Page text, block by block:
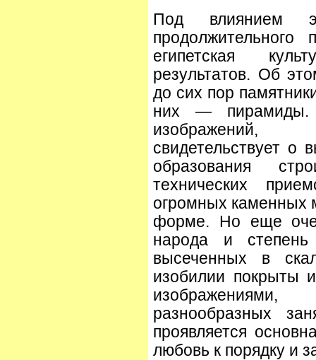
Под влиянием
продолжительного
египетская
результатов. Об
до сих пор
них — пирамиды.
изображений,
свидетельствует о
образования
технических
огромных каменных
форме. Но еще
народа и
высеченных в
изобилии покрыты
разнообразных
проявляется
любовь к порядку и